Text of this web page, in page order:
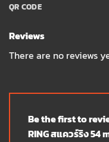
QR CODE
Reviews
There are no reviews
Be the first to
RING สแควร์ริง 54